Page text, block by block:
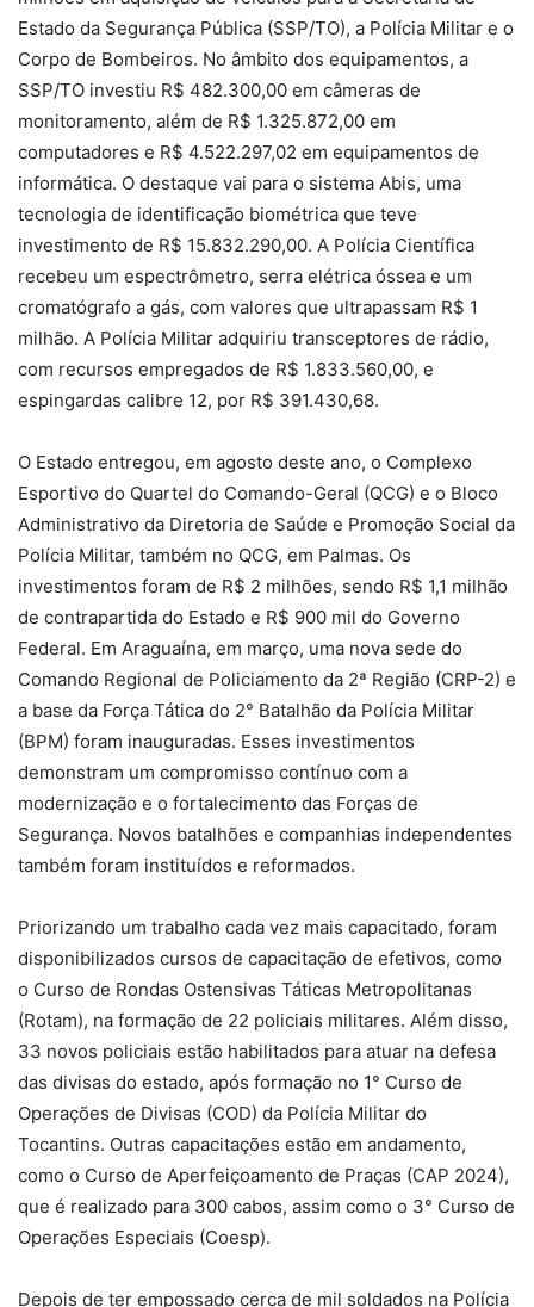
Estado da Segurança Pública (SSP/TO), a Polícia Militar e o
Corpo de Bombeiros. No âmbito dos equipamentos, a
SSP/TO investiu R$ 482.300,00 em câmeras de
monitoramento, além de R$ 1.325.872,00 em
computadores e R$ 4.522.297,02 em equipamentos de
informática. O destaque vai para o sistema Abis, uma
tecnologia de identificação biométrica que teve
investimento de R$ 15.832.290,00. A Polícia Científica
recebeu um espectrômetro, serra elétrica óssea e um
cromatógrafo a gás, com valores que ultrapassam R$ 1
milhão. A Polícia Militar adquiriu transceptores de rádio,
com recursos empregados de R$ 1.833.560,00, e
espingardas calibre 12, por R$ 391.430,68.
O Estado entregou, em agosto deste ano, o Complexo
Esportivo do Quartel do Comando-Geral (QCG) e o Bloco
Administrativo da Diretoria de Saúde e Promoção Social da
Polícia Militar, também no QCG, em Palmas. Os
investimentos foram de R$ 2 milhões, sendo R$ 1,1 milhão
de contrapartida do Estado e R$ 900 mil do Governo
Federal. Em Araguaína, em março, uma nova sede do
Comando Regional de Policiamento da 2ª Região (CRP-2) e
a base da Força Tática do 2° Batalhão da Polícia Militar
(BPM) foram inauguradas. Esses investimentos
demonstram um compromisso contínuo com a
modernização e o fortalecimento das Forças de
Segurança. Novos batalhões e companhias independentes
também foram instituídos e reformados.
Priorizando um trabalho cada vez mais capacitado, foram
disponibilizados cursos de capacitação de efetivos, como
o Curso de Rondas Ostensivas Táticas Metropolitanas
(Rotam), na formação de 22 policiais militares. Além disso,
33 novos policiais estão habilitados para atuar na defesa
das divisas do estado, após formação no 1° Curso de
Operações de Divisas (COD) da Polícia Militar do
Tocantins. Outras capacitações estão em andamento,
como o Curso de Aperfeiçoamento de Praças (CAP 2024),
que é realizado para 300 cabos, assim como o 3° Curso de
Operações Especiais (Coesp).
Depois de ter empossado cerca de mil soldados na Polícia